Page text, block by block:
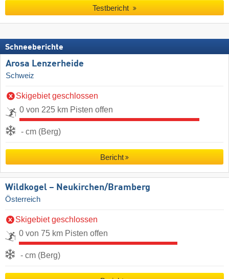
Testbericht
Schneeberichte
Arosa Lenzerheide
Schweiz
Skigebiet geschlossen
0 von 225 km Pisten offen
- cm (Berg)
Bericht
Wildkogel – Neukirchen/​Bramberg
Österreich
Skigebiet geschlossen
0 von 75 km Pisten offen
- cm (Berg)